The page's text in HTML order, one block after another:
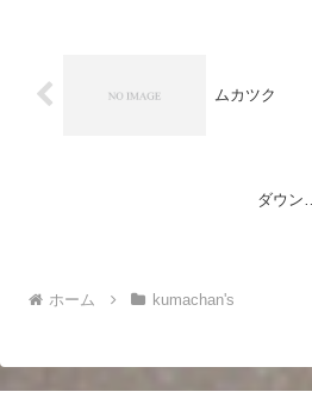
ムカツク
ダウン…
ホーム kumachan's